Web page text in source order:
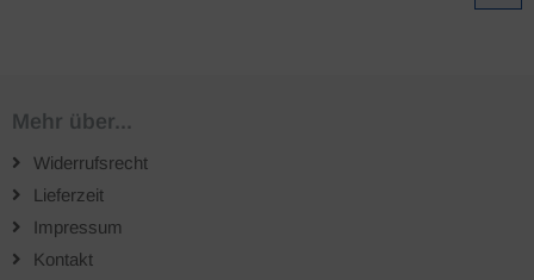
Mehr über...
Widerrufsrecht
Lieferzeit
Impressum
Kontakt